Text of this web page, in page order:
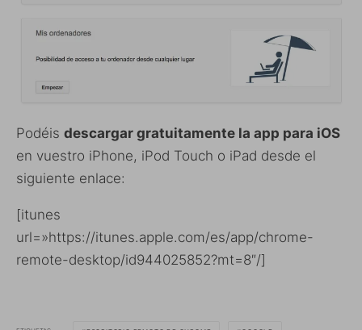
Podéis descargar gratuitamente la app para iOS
en vuestro iPhone, iPod Touch o iPad desde el
siguiente enlace:
[itunes
url=»https://itunes.apple.com/es/app/chrome-
remote-desktop/id944025852?mt=8″/]